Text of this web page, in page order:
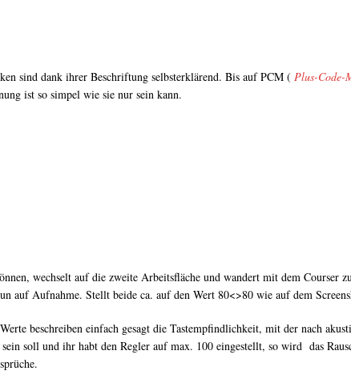
sind dank ihrer Beschriftung selbsterklärend. Bis auf PCM ( Plus-Code-
ist so simpel wie sie nur sein kann.
wechselt auf die zweite Arbeitsfläche und wandert mit dem Courser
auf Aufnahme. Stellt beide ca. auf den Wert 80<>80 wie auf dem
beschreiben einfach gesagt die Tastempfindlichkeit, mit der nach
soll und ihr habt den Regler auf max. 100 eingestellt, so wird das